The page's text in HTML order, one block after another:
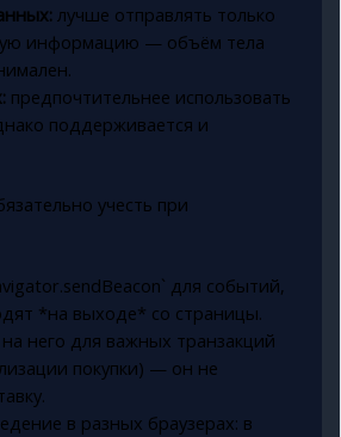
лучше отправлять только
информацию — объём тела
предпочтительнее использовать
поддерживается и
учесть при
для событий,
*на выходе* со страницы.
него для важных транзакций
покупки) — он не
в разных браузерах: в